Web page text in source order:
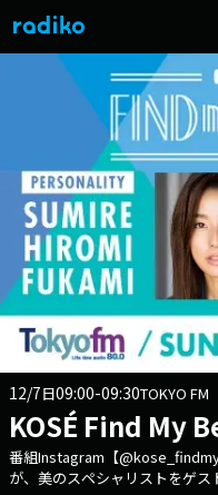
12/7日09:00-09:30TOKYO FM
KOSÉ Find My
番組Instagram【
が、美のスペシャリストをゲス